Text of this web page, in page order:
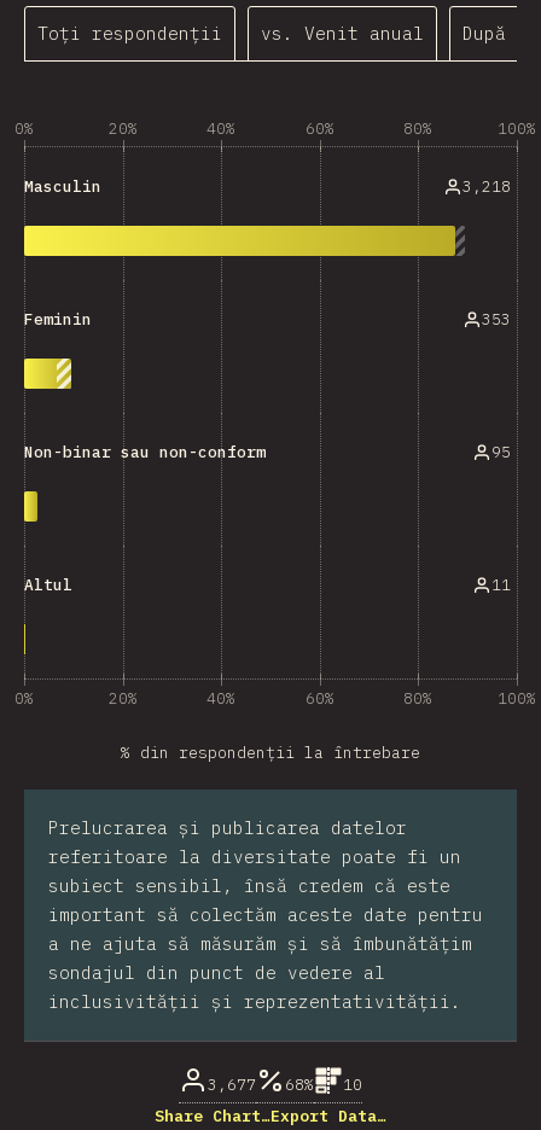
Toți respondenții vs. Venit anual După
0% 20% 40% 60% 80% 100%
Masculin 3,218
Feminin 353
Non-binar sau non-conform 95
Altul 11
0% 20% 40% 60% 80% 100%
% din respondenții la întrebare
Prelucrarea și publicarea datelor
referitoare la diversitate poate fi un
subiect sensibil, însă credem că este
important să colectăm aceste date pentru
a ne ajuta să măsurăm și să îmbunătățim
sondajul din punct de vedere al
inclusivității și reprezentativității.
3,677 68%
10
Share Chart…Export Data…